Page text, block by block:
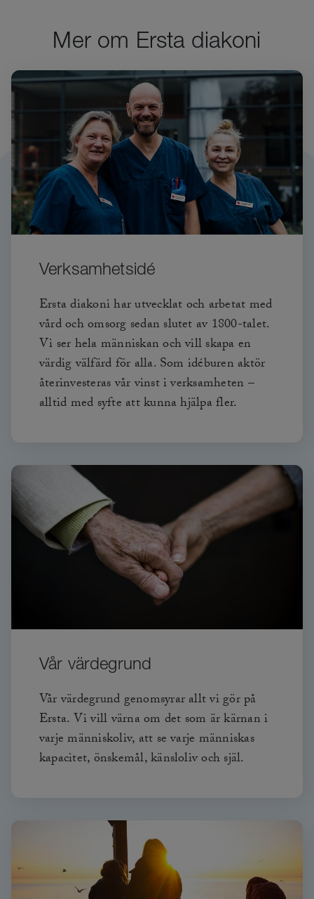
Mer om Ersta diakoni
Verksamhetsidé
Ersta diakoni har utvecklat och arbetat med
vård och omsorg sedan slutet av 1800-talet.
Vi ser hela människan och vill skapa en
värdig välfärd för alla. Som idéburen aktör
återinvesteras vår vinst i verksamheten –
alltid med syfte att kunna hjälpa fler.
Vår värdegrund
Vår värdegrund genomsyrar allt vi gör på
Ersta. Vi vill värna om det som är kärnan i
varje människoliv, att se varje människas
kapacitet, önskemål, känsloliv och själ.